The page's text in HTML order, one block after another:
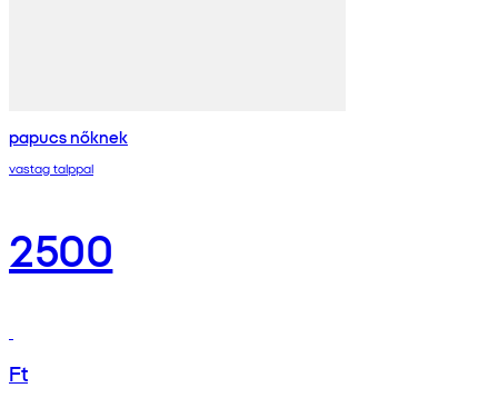
papucs nőknek
vastag talppal
2500
Ft